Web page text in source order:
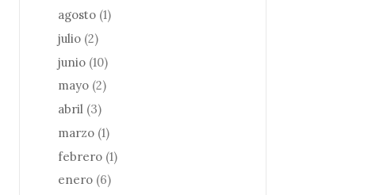
agosto (1)
julio (2)
junio (10)
mayo (2)
abril (3)
marzo (1)
febrero (1)
enero (6)